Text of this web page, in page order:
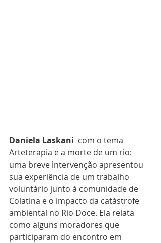
Daniela Laskani
  com o tema
Arteterapia e a morte de um rio:
uma breve intervenção apresentou
sua experiência de um trabalho
voluntário junto à comunidade de
Colatina e o impacto da catástrofe
ambiental no Rio Doce. Ela relata
como alguns moradores que
participaram do encontro em